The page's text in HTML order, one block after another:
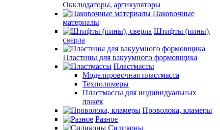
Окклюдаторы, артикуляторы
Паковочные
материалы
Штифты (пины),
сверла
Пластины для вакуумного формовщика
Пластмассы
Моделировочная пластмасса
Техполимеры
Пластмассы для индивидуальных
ложек
Проволока, кламеры
Разное
Силиконы